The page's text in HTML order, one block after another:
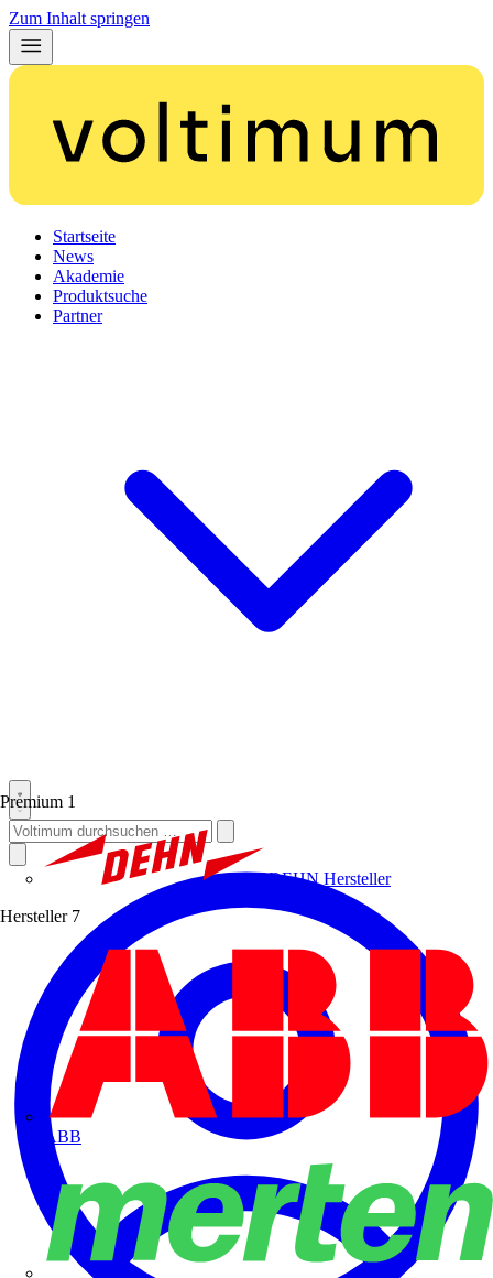
Zum Inhalt springen
Startseite
News
Akademie
Produktsuche
Partner
Premium 1
DEHN Hersteller
Hersteller 7
ABB